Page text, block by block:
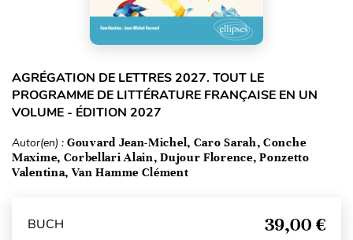
AGRÉGATION DE LETTRES 2027. TOUT LE
PROGRAMME DE LITTÉRATURE FRANÇAISE EN UN
VOLUME - ÉDITION 2027
Autor(en) : Gouvard Jean-Michel, Caro Sarah, Conche
Maxime, Corbellari Alain, Dujour Florence, Ponzetto
Valentina, Van Hamme Clément
BUCH 39,00 €